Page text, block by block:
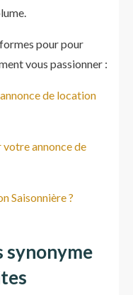
pour pour
vous passionner :
de location
votre annonce de
Saisonnière ?
synonyme